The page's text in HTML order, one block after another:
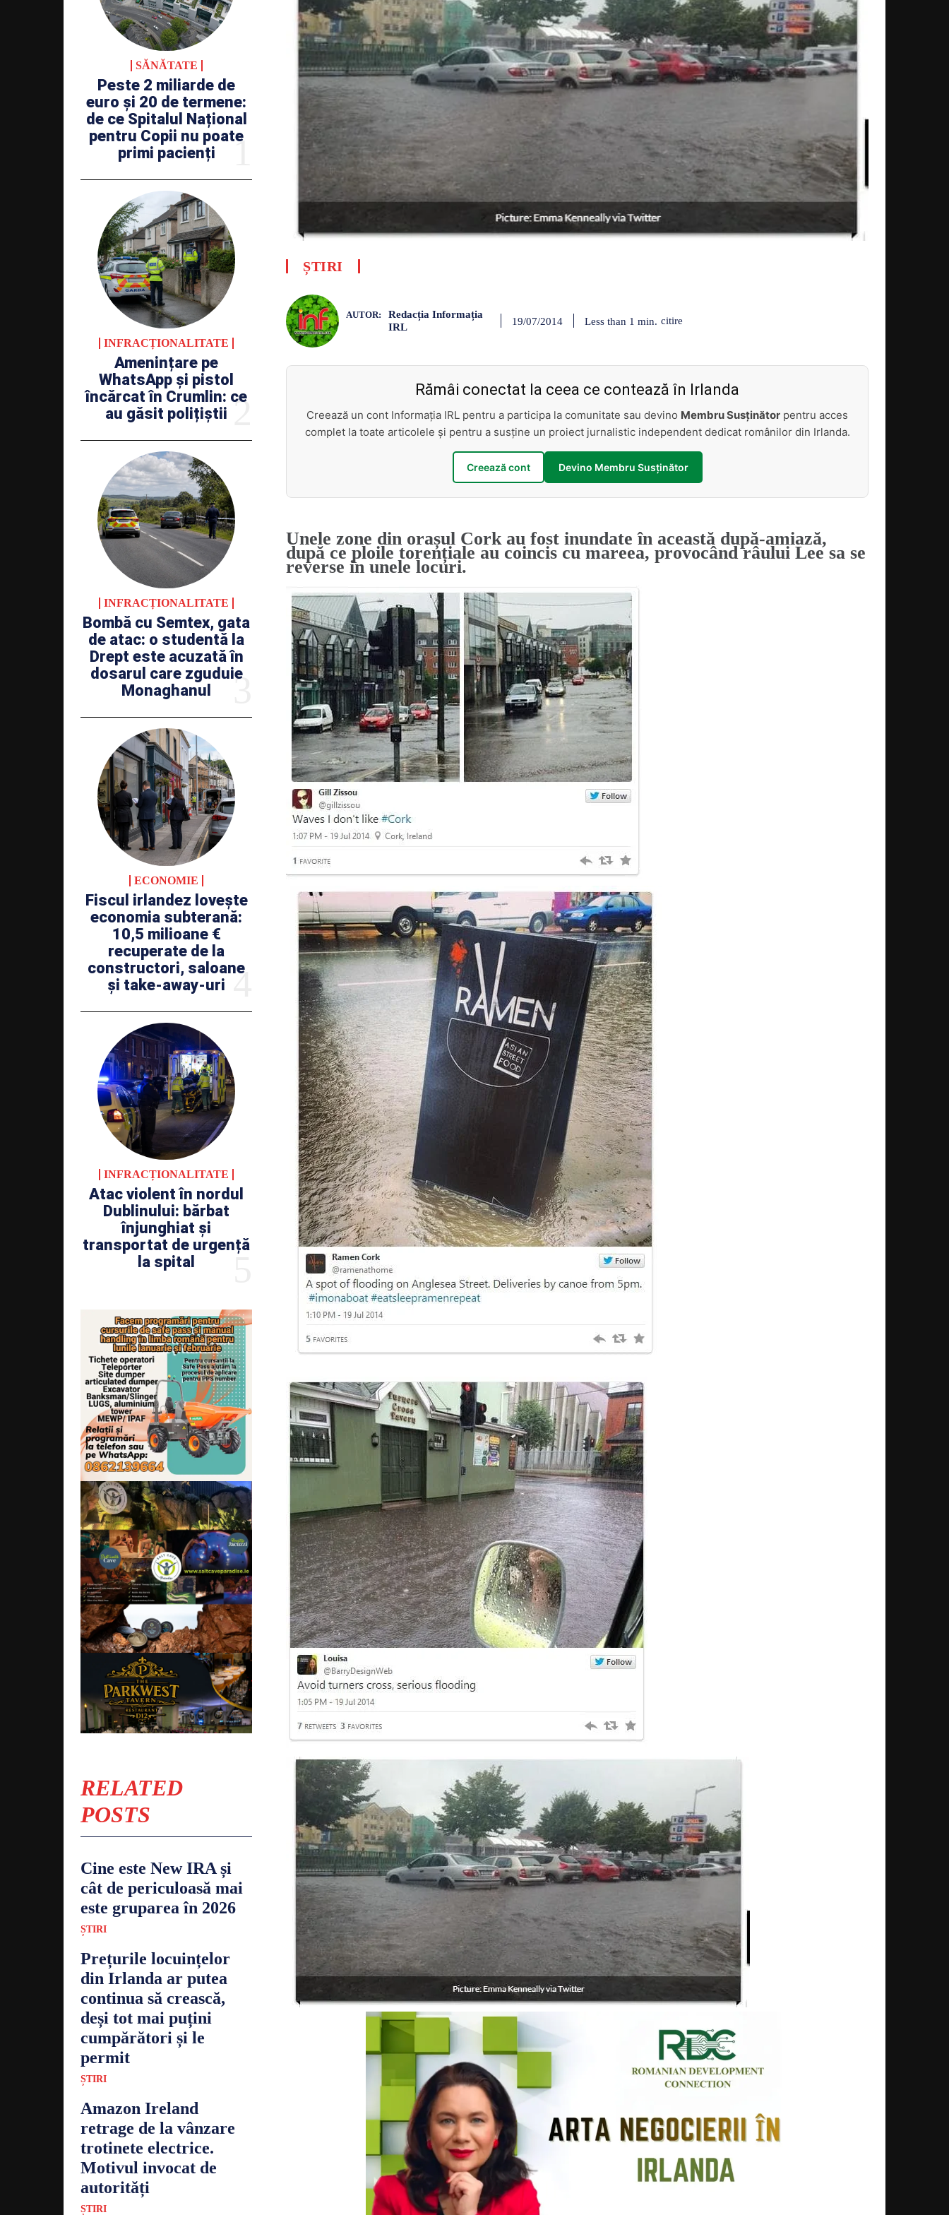
SĂNĂTATE
Peste 2 miliarde de
euro și 20 de termene:
de ce Spitalul Național
pentru Copii nu poate
primi pacienți
INFRACȚIONALITATE
Amenințare pe
WhatsApp și pistol
încărcat în Crumlin: ce
au găsit polițiștii
INFRACȚIONALITATE
Bombă cu Semtex, gata
de atac: o studentă la
Drept este acuzată în
dosarul care zguduie
Monaghanul
ECONOMIE
Fiscul irlandez lovește
economia subterană:
10,5 milioane €
recuperate de la
constructori, saloane
și take-away-uri
INFRACȚIONALITATE
Atac violent în nordul
Dublinului: bărbat
înjunghiat și
transportat de urgență
la spital
RELATED
POSTS
Cine este New IRA și
cât de periculoasă mai
este gruparea în 2026
ȘTIRI
Prețurile locuințelor
din Irlanda ar putea
continua să crească,
deși tot mai puțini
cumpărători și le
permit
ȘTIRI
Amazon Ireland
retrage de la vânzare
trotinete electrice.
Motivul invocat de
autorități
ȘTIRI
ȘTIRI
AUTOR:
Redacția Informația
IRL
19/07/2014 Less than 1 min. citire
Rămâi conectat la ceea ce contează în Irlanda
Creează un cont Informația IRL pentru a participa la comunitate sau devino Membru Susținător pentru acces
complet la toate articolele și pentru a susține un proiect jurnalistic independent dedicat românilor din Irlanda.
Creează cont Devino Membru Susținător
Unele zone din orașul Cork au fost inundate în această după-amiază,
după ce ploile torențiale au coincis cu mareea, provocând râului Lee sa se
reverse in unele locuri.